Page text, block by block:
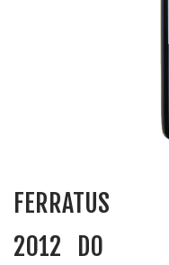
FERRATUS
2012
DO